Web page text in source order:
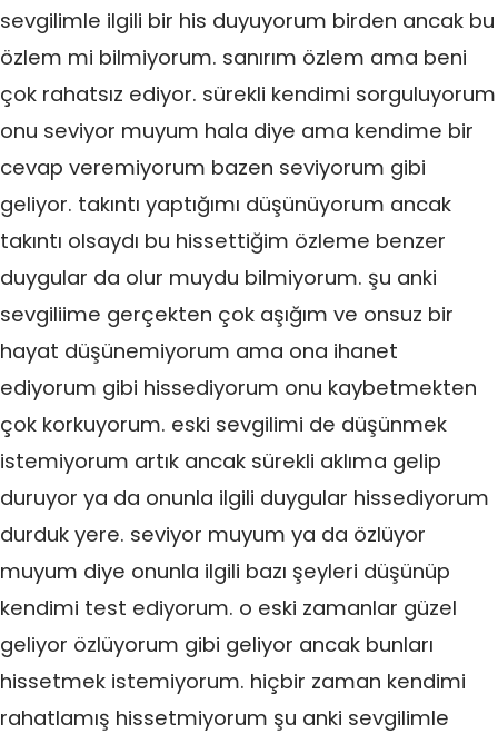
sevgilimle ilgili bir his duyuyorum birden ancak bu
özlem mi bilmiyorum. sanırım özlem ama beni
çok rahatsız ediyor. sürekli kendimi sorguluyorum
onu seviyor muyum hala diye ama kendime bir
cevap veremiyorum bazen seviyorum gibi
geliyor. takıntı yaptığımı düşünüyorum ancak
takıntı olsaydı bu hissettiğim özleme benzer
duygular da olur muydu bilmiyorum. şu anki
sevgiliime gerçekten çok aşığım ve onsuz bir
hayat düşünemiyorum ama ona ihanet
ediyorum gibi hissediyorum onu kaybetmekten
çok korkuyorum. eski sevgilimi de düşünmek
istemiyorum artık ancak sürekli aklıma gelip
duruyor ya da onunla ilgili duygular hissediyorum
durduk yere. seviyor muyum ya da özlüyor
muyum diye onunla ilgili bazı şeyleri düşünüp
kendimi test ediyorum. o eski zamanlar güzel
geliyor özlüyorum gibi geliyor ancak bunları
hissetmek istemiyorum. hiçbir zaman kendimi
rahatlamış hissetmiyorum şu anki sevgilimle